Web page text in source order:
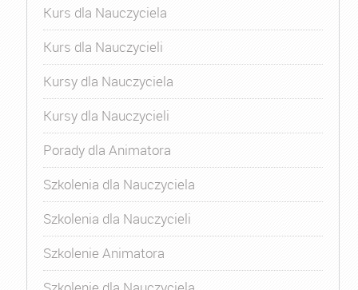
Kurs dla Nauczyciela
Kurs dla Nauczycieli
Kursy dla Nauczyciela
Kursy dla Nauczycieli
Porady dla Animatora
Szkolenia dla Nauczyciela
Szkolenia dla Nauczycieli
Szkolenie Animatora